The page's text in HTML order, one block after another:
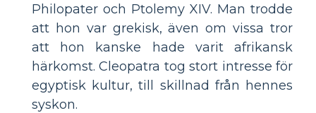
Philopater och Ptolemy XIV. Man trodde
att hon var grekisk, även om vissa tror
att hon kanske hade varit afrikansk
härkomst. Cleopatra tog stort intresse för
egyptisk kultur, till skillnad från hennes
syskon.